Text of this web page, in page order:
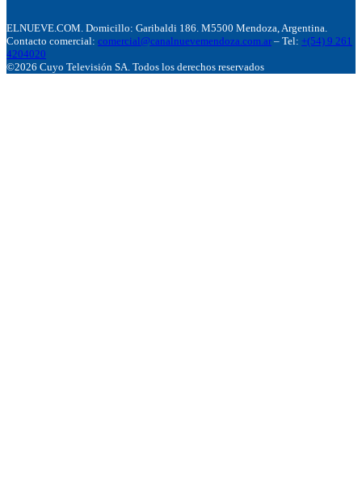
ELNUEVE.COM. Domicillo: Garibaldi 186. M5500 Mendoza, Argentina.
Contacto comercial: comercial@canalnuevemendoza.com.ar – Tel: +(54) 9 261
4204020
©2026 Cuyo Televisión SA. Todos los derechos reservados